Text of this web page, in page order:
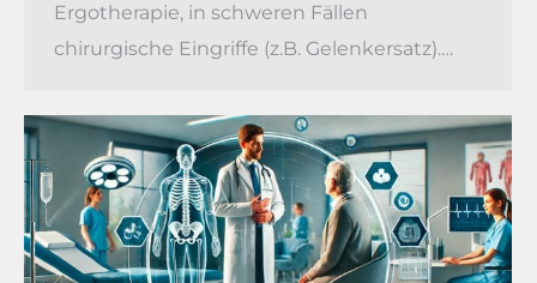
Ergotherapie, in schweren Fällen
chirurgische Eingriffe (z.B. Gelenkersatz).…